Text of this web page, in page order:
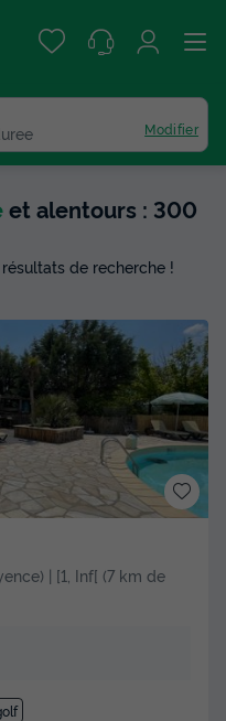
Modifier
et alentours : 300
de recherche !
| [1, Inf[ (7 km de